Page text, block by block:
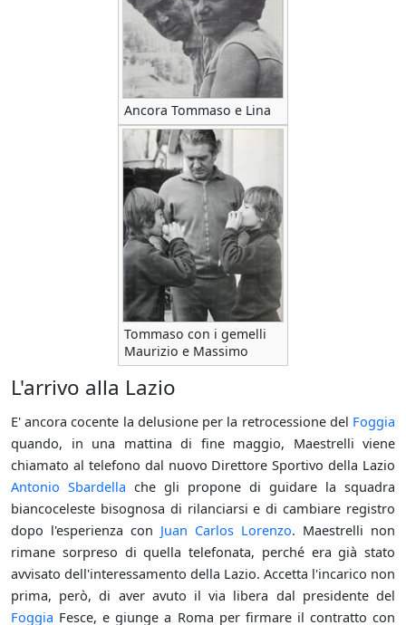
Ancora Tommaso e Lina
Tommaso con i gemelli
Maurizio e Massimo
L'arrivo alla Lazio
E' ancora cocente la delusione per la retrocessione del Foggia
quando, in una mattina di fine maggio, Maestrelli viene
chiamato al telefono dal nuovo Direttore Sportivo della Lazio
Antonio Sbardella che gli propone di guidare la squadra
biancoceleste bisognosa di rilanciarsi e di cambiare registro
dopo l'esperienza con Juan Carlos Lorenzo. Maestrelli non
rimane sorpreso di quella telefonata, perché era già stato
avvisato dell'interessamento della Lazio. Accetta l'incarico non
prima, però, di aver avuto il via libera dal presidente del
Foggia Fesce, e giunge a Roma per firmare il contratto con